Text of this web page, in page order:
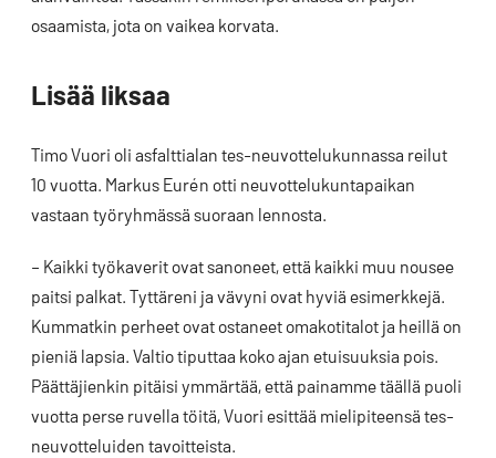
osaamista, jota on vaikea korvata.
Lisää liksaa
Timo Vuori oli asfalttialan tes-neuvottelukunnassa reilut
10 vuotta. Markus Eurén otti neuvottelukuntapaikan
vastaan työryhmässä suoraan lennosta.
– Kaikki työkaverit ovat sanoneet, että kaikki muu nousee
paitsi palkat. Tyttäreni ja vävyni ovat hyviä esimerkkejä.
Kummatkin perheet ovat ostaneet omakotitalot ja heillä on
pieniä lapsia. Valtio tiputtaa koko ajan etuisuuksia pois.
Päättäjienkin pitäisi ymmärtää, että painamme täällä puoli
vuotta perse ruvella töitä, Vuori esittää mielipiteensä tes-
neuvotteluiden tavoitteista.